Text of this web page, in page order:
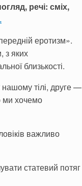
речі: сміх,
еротизм».
з яких
близькості.
тілі, друге —
ми хочемо
важливо
статевий потяг